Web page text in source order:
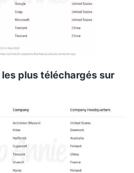
les plus téléchargés sur